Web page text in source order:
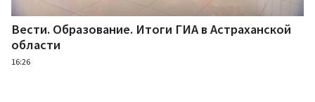
Вести. Образование. Итоги ГИА в Астраханской
области
16:26